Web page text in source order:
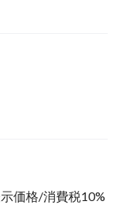
価格/消費税10%